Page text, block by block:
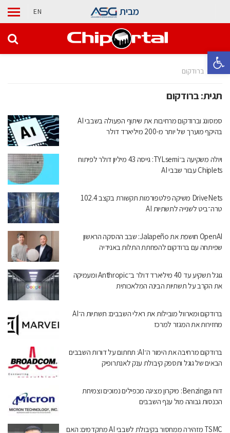
פתח סרגל נגישות
מבית EN
בית ברודקום
תגית:ברודקום
סמסונג וברודקום מרחיבות את שיתוף הפעולה בשבבי AI
בהיקף מוערך של יותר מ-200 מיליארד דולר
ויולה משקיעה ב־TYLsemi: גייסה 43 מיליון דולר לפיתוח
Chiplets עבור שבבי AI
DriveNets משיקה פלטפורמות תקשורת בקצב 102.4
טרה־ביט לשנייה לתשתיות AI
OpenAI חושפת את Jalapeño: שבב ההסקה הראשון
שפיתחה עם ברודקום להפחתת התלות באנידיה
גוגל תשקיע עד 40 מיליארד דולר ב־Anthropic ומעמיקה
את הקרב על תשתיות הבינה המלאכותית
ברודקום ומארוול מובילות את ראלי השבבים: תשתיות ה־AI
מחזירות את המגזר למרכז
ברודקום מרחיבה את הימור ה־AI: תחתום על דורות השבבים
הבאים של גוגל ותספק קיבולת ענק לאנתרופיק
דוח Benzinga: מיקרון מציגה מכפילים נמוכים וצמיחת
הכנסות גבוהה מול ענף השבבים
TSMC מזהירה ממחסור בקיבולת לשבבי AI מתקדמים: האם